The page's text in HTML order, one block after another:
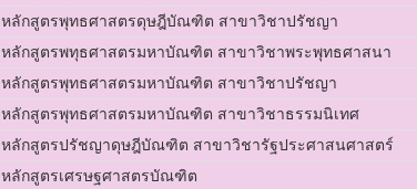
หลักสูตรพุทธศาสตรดุษฎีบัณฑิต สาขาวิชาปรัชญา
หลักสูตรพทุธศาสตรมหาบัณฑิต สาขาวิชาพระพุทธศาสนา
หลักสูตรพุทธศาสตรมหาบัณฑิต สาขาวิชาปรัชญา
หลักสูตรพุทธศาสตรมหาบัณฑิต สาขาวิชาธรรมนิเทศ
หลักสูตรปรัชญาดุษฎีบัณฑิต สาขาวิชารัฐประศาสนศาสตร์
หลักสูตรเศรษฐศาสตรบัณฑิต